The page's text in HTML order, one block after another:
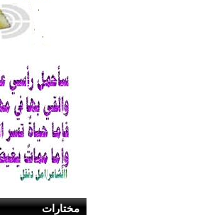
مختارات